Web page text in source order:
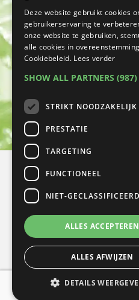
Maak
*" geeft vereiste velden
Naam
Voornaam
Achternaam
Omschrijving
klachten/wensen
Kies
een
vestiging
Voorkeursdagen
en
Deze website gebruikt cookies
gebruikerservaring te
onze website te gebruiken,
alle cookies in
Cookiebeleid. Lees verder
SHOW ALL PARTNERS
STRIKT NOODZAKELIJK
PRESTATIE
TARGETING
FUNCTIONEEL
NIET-GECLASSIFICEERD
ALLES ACCEPTEREN
ALLES AFWIJZEN
DETAILS